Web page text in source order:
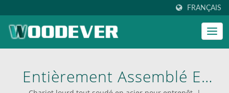
FRANÇAIS
Entièrement Assemblé Et